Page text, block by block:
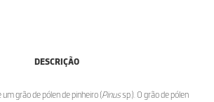
DESCRIÇÃO
grão de pólen de pinheiro (Pinussp.). O grão de pólen